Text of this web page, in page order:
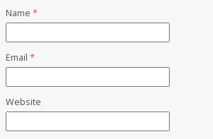
Name *
Email *
Website